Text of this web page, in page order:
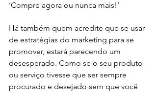
‘Compre agora ou nunca mais!’
Há também quem acredite que se usar
de estratégias do marketing para se
promover, estará parecendo um
desesperado. Como se o seu produto
ou serviço tivesse que ser sempre
procurado e desejado sem que você